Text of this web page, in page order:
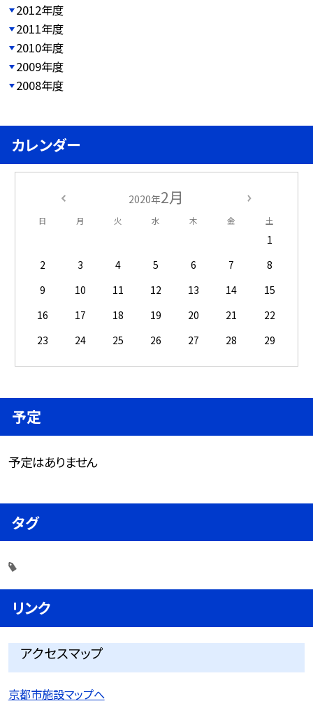
2012年度
2011年度
2010年度
2009年度
2008年度
カレンダー
2020年2月
日 月 火 水 木 金 土
1
2
3 4 5 6 7
8
9
10 11 12 13 14
15
16
17 18 19 20 21
22
23
24 25 26 27 28 29
予定
予定はありません
タグ
リンク
アクセスマップ
京都市施設マップへ